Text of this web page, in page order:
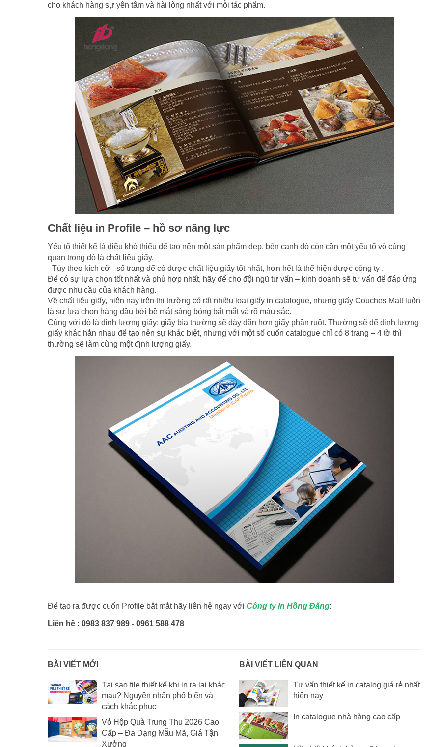
cho khách hàng sự yên tâm và hài lòng nhất với mỗi tác phẩm.
Chất liệu in Profile – hồ sơ năng lực
Yếu tố thiết kế là điều khó thiếu để tạo nên một sản phẩm đẹp, bên cạnh đó còn cần một yếu tố vô cùng
quan trọng đó là chất liệu giấy.
- Tùy theo kích cỡ - số trang để có được chất liệu giấy tốt nhất, hơn hết là thể hiện được công ty .
Để có sự lựa chọn tốt nhất và phù hợp nhất, hãy để cho đội ngũ tư vấn – kinh doanh sẽ tư vấn để đáp ứng
được nhu cầu của khách hàng.
Về chất liệu giấy, hiện nay trên thị trường có rất nhiều loại giấy in catalogue, nhưng giấy Couches Matt luôn
là sự lựa chọn hàng đầu bởi bề mắt sáng bóng bắt mắt và rõ màu sắc.
Cùng với đó là định lượng giấy: giấy bìa thường sẽ dày dặn hơn giấy phần ruột. Thường sẽ để định lượng
giấy khác hẳn nhau để tạo nên sự khác biệt, nhưng với một số cuốn catalogue chỉ có 8 trang – 4 tờ thì
thường sẽ làm cùng một định lượng giấy.
Để tạo ra được cuốn Profile bắt mắt hãy liên hệ ngay với Công ty In Hồng Đăng:
Liên hệ : 0983 837 989 - 0961 588 478
BÀI VIẾT MỚI
Tại sao file thiết kế khi in ra lại khác
màu? Nguyên nhân phổ biến và
cách khắc phục
Vỏ Hộp Quà Trung Thu 2026 Cao
Cấp – Đa Dạng Mẫu Mã, Giá Tận
Xưởng
BÀI VIẾT LIÊN QUAN
Tư vấn thiết kế in catalog giá rẻ nhất
hiện nay
In catalogue nhà hàng cao cấp